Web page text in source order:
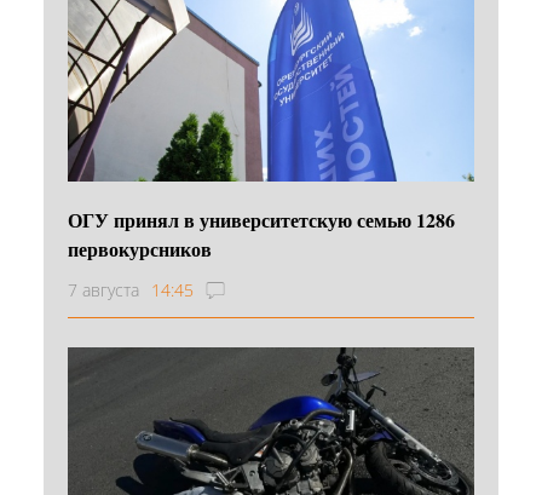
ОГУ принял в университетскую семью 1286
первокурсников
7 августа 14:45